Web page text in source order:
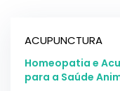
ACUPUNCTURA
Homeopatia e
para a Saúde